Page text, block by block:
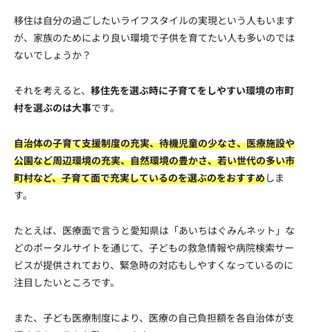
移住は自分の過ごしたいライフスタイルの実現という人もいます
が、家族のためにより良い環境で子供を育てたい人も多いのでは
ないでしょうか？
それを考えると、 移住先を選ぶ時に子育てをしやすい環境の市町
村を選ぶのは大事です。
自治体の子育て支援制度の充実、待機児童の少なさ、医療施設や
公園など周辺環境の充実、自然環境の豊かさ、若い世代の多い市
町村など、子育て面で充実しているのを選ぶのをおすすめしま
す。
たとえば、医療面で言うと愛知県は「あいちはぐみんネット」な
どのポータルサイトを通じて、子どもの救急情報や病院検索サー
ビスが提供されており、緊急時の対応もしやすくなっているのに
注目したいところです。
また、子ども医療制度により、医療の自己負担額を各自治体が支